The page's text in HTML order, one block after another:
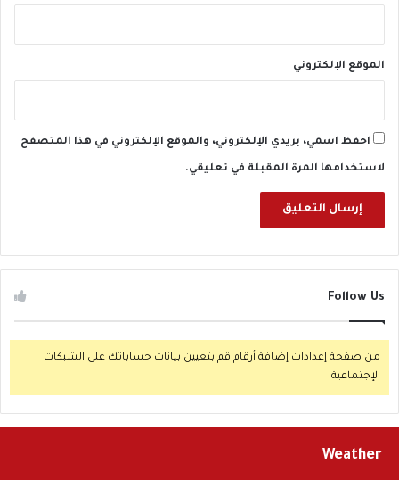
الموقع الإلكتروني
احفظ اسمي، بريدي الإلكتروني، والموقع الإلكتروني في هذا المتصفح
لاستخدامها المرة المقبلة في تعليقي.
Follow Us
من صفحة إعدادات إضافة أرقام قم بتعيين بيانات حساباتك على الشبكات
الإجتماعية.
Weather